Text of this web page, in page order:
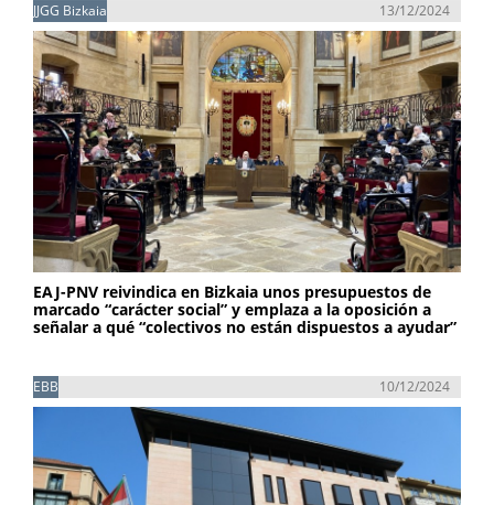
JJGG Bizkaia 13/12/2024
EAJ-PNV reivindica en Bizkaia unos presupuestos de
marcado “carácter social” y emplaza a la oposición a
señalar a qué “colectivos no están dispuestos a ayudar”
EBB 10/12/2024